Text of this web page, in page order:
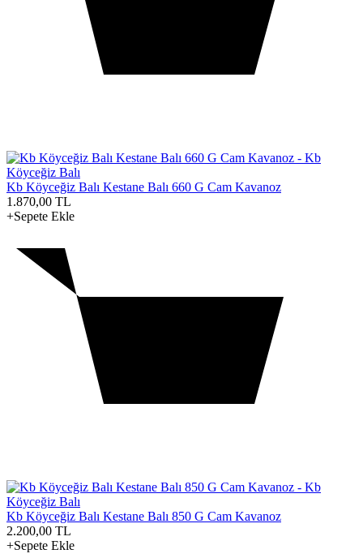
Kb Köyceğiz Balı Kestane Balı 660 G Cam Kavanoz
1.870,00 TL
+Sepete Ekle
Kb Köyceğiz Balı Kestane Balı 850 G Cam Kavanoz
2.200,00 TL
+Sepete Ekle